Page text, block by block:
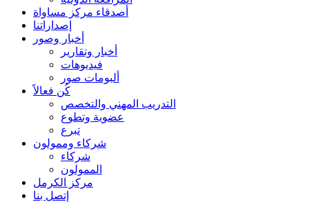
أصدقاء مركز مساواة
إصداراتنا
أخبار وصور
أخبار وتقارير
فيديوهات
ألبومات صور
كُن فعالاً
التدريب المهني والتخصص
عضوية وتطوع
تبرع
شركاء وممولون
شركاء
الممولون
مركز الكرمل
إتصل بنا